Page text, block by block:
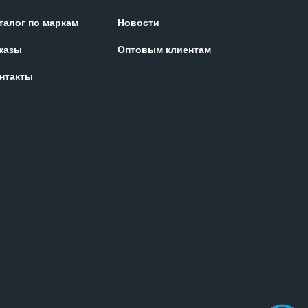
по маркам
Новости
Оптовым клиентам